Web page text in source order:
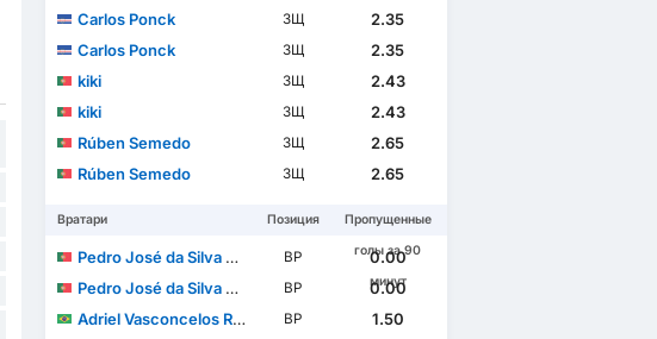
Carlos Ponck
ЗЩ
2.35
Carlos Ponck
ЗЩ
2.35
kiki
ЗЩ
2.43
kiki
ЗЩ
2.43
Rúben Semedo
ЗЩ
2.65
Rúben Semedo
ЗЩ 2.65
Вратари Позиция
Пропущенные
голы за 90
минут
Pedro José da Silva Trigueira ВР
0.00
Pedro José da Silva Trigueira
ВР
0.00
Adriel Vasconcelos Ramos
ВР
1.50